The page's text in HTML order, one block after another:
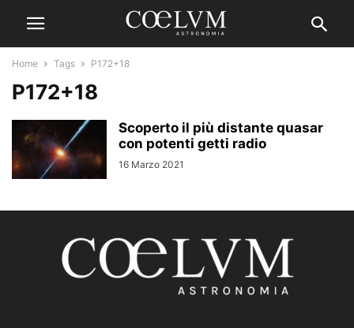
Home Tags P172+18
P172+18
Scoperto il più distante quasar
con potenti getti radio
16 Marzo 2021